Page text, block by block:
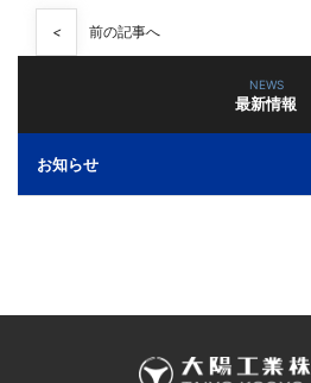
前の記事へ
<
NEWS
最新情報
お知らせ